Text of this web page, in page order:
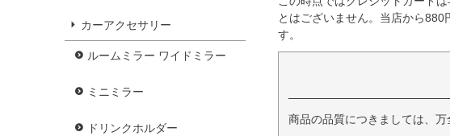
カーアクセサリー
ルームミラー ワイドミラー
ミニミラー
ドリンクホルダー
とはございません。当店から
す。
商品の品質につきましては、